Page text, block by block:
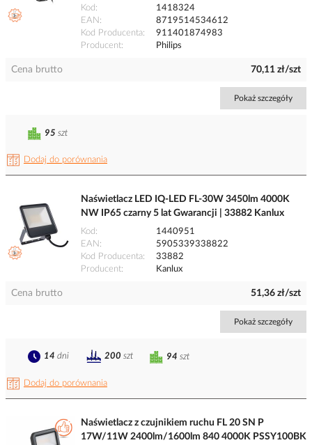
Kod
1418324
EAN
8719514534612
Kod Producenta
911401874983
Producent
Philips
Cena brutto 70,11 zł/szt
Pokaż szczegóły
Dodaj do porównania
95 szt
Naświetlacz LED IQ-LED FL-30W 3450lm 4000K
NW IP65 czarny 5 lat Gwarancji | 33882 Kanlux
Kod
1440951
EAN
5905339338822
Kod Producenta
33882
Producent
Kanlux
Cena brutto 51,36 zł/szt
Pokaż szczegóły
Dodaj do porównania
94 szt
14 dni 200 szt
Naświetlacz z czujnikiem ruchu FL 20 SN P
17W/11W 2400lm/1600lm 840 4000K PSSY100BK